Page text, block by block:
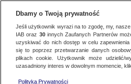
Dbamy o Twoją prywatność
Jeśli użytkownik wyrazi na to zgodę, my, nasze
IAB oraz 30innych Zaufanych Partnerów
uzyskiwać do nich dostęp w celu
się to poprzez przetwarzanie danych
plikach cookie. Użytkownik może
uzasadniony interes w dowolnym momencie,
Polityka Prywatności